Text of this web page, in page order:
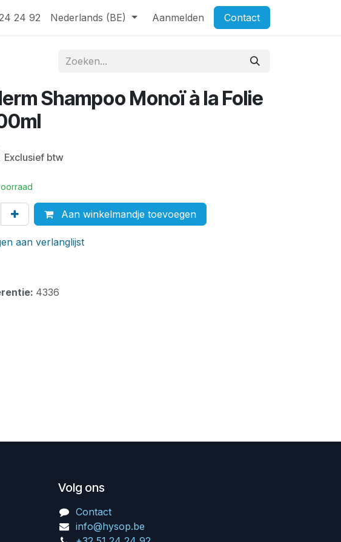
24 92 Nederlands (BE) Aanmelden Contact
Shampoo Monoï à la Folie
Exclusief btw
Aan winkelmandje toevoegen
aan verlanglijst
4336
Volg ons
Contact
info@hysop.be